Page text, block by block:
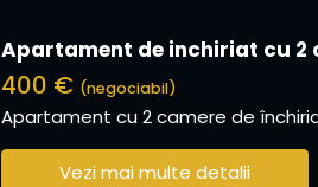
Apartament de inchiriat cu 2
400 € (negociabil)
Apartament cu 2 camere de
Vezi mai multe detalii